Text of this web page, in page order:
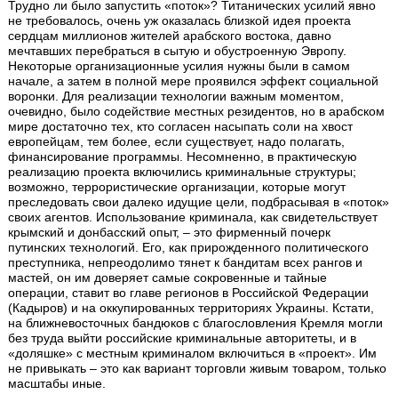
Трудно ли было запустить «поток»? Титанических усилий явно
не требовалось, очень уж оказалась близкой идея проекта
сердцам миллионов жителей арабского востока, давно
мечтавших перебраться в сытую и обустроенную Эвропу.
Некоторые организационные усилия нужны были в самом
начале, а затем в полной мере проявился эффект социальной
воронки. Для реализации технологии важным моментом,
очевидно, было содействие местных резидентов, но в арабском
мире достаточно тех, кто согласен насыпать соли на хвост
европейцам, тем более, если существует, надо полагать,
финансирование программы. Несомненно, в практическую
реализацию проекта включились криминальные структуры;
возможно, террористические организации, которые могут
преследовать свои далеко идущие цели, подбрасывая в «поток»
своих агентов. Использование криминала, как свидетельствует
крымский и донбасский опыт, – это фирменный почерк
путинских технологий. Его, как прирожденного политического
преступника, непреодолимо тянет к бандитам всех рангов и
мастей, он им доверяет самые сокровенные и тайные
операции, ставит во главе регионов в Российской Федерации
(Кадыров) и на оккупированных территориях Украины. Кстати,
на ближневосточных бандюков с благословления Кремля могли
без труда выйти российские криминальные авторитеты, и в
«доляшке» с местным криминалом включиться в «проект». Им
не привыкать – это как вариант торговли живым товаром, только
масштабы иные.